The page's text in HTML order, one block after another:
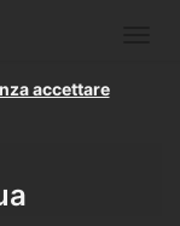
accettare